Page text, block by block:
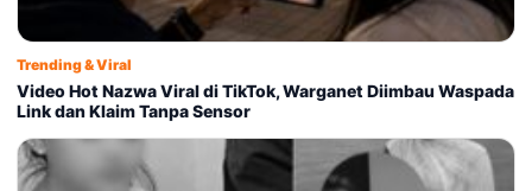
Trending & Viral
Video Hot Nazwa Viral di TikTok, Warganet Diimbau Waspada
Link dan Klaim Tanpa Sensor